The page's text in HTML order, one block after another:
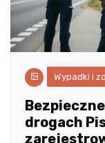
Wypadki i
drogach